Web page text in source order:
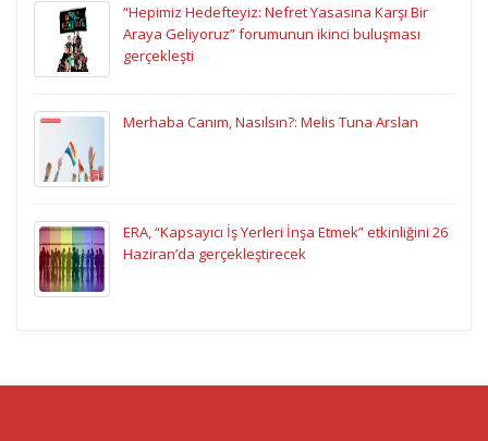
“Hepimiz Hedefteyiz: Nefret Yasasına Karşı Bir
Araya Geliyoruz” forumunun ikinci buluşması
gerçekleşti
Merhaba Canım, Nasılsın?: Melis Tuna Arslan
ERA, “Kapsayıcı İş Yerleri İnşa Etmek” etkinliğini 26
Haziran’da gerçekleştirecek